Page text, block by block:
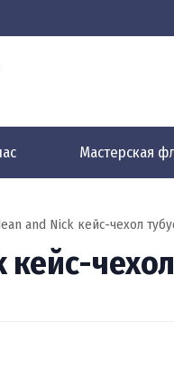
Мастерская
and Nick кейс-чехол
кейс-